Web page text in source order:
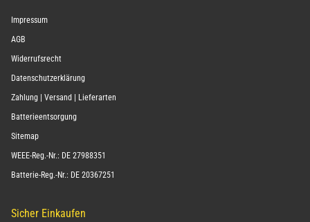
Impressum
AGB
Widerrufsrecht
Datenschutzerklärung
Zahlung | Versand | Lieferarten
Batterieentsorgung
Sitemap
WEEE-Reg.-Nr.: DE 27988351
Batterie-Reg.-Nr.: DE 20367251
Sicher Einkaufen